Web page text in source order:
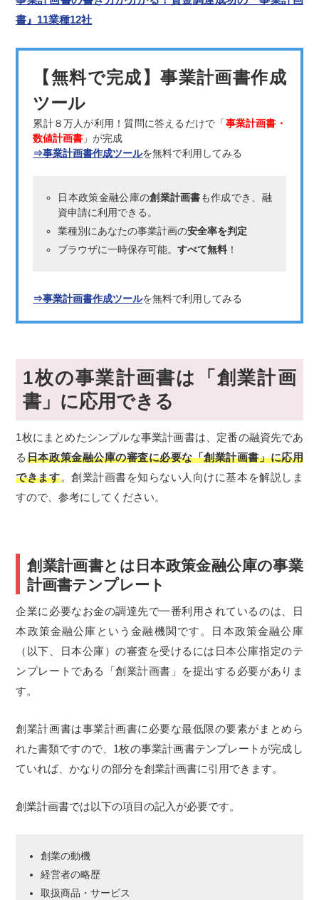
書』11業種12社
【無料で完成】事業計画書作成
ツール
累計８万人が利用！質問に答えるだけで「事業計画書・
数値計画書 」が完成
⇒事業計画書作成ツールを無料で利用してみる
日本政策金融公庫の創業計画書も作成でき、融
資申請に利用できる。
業種別にあなたの事業計画の安全率を判定
ブラウザに一時保存可能。すべて無料 ！
⇒事業計画書作成ツールを無料で利用してみる
1枚の事業計画書は「創業計画
書」に応用できる
1枚にまとめたシンプルな事業計画書は、定番の融資先であ
る日本政策金融公庫の審査に必要な「創業計画書」に応用
できます。創業計画書を知らない人向けに基本を解説しま
すので、参考にしてください。
創業計画書とは日本政策金融公庫の事業
計画書テンプレート
企業に必要なお金の調達先で一番利用されているのは、日
本政策金融公庫という金融機関です。日本政策金融公庫
（以下、日本公庫）の審査を受けるには日本公庫指定のテ
ンプレートである「創業計画書」を提出する必要がありま
す。
創業計画書は事業計画書に必要な最低限の要素がまとめら
れた書類ですので、1枚の事業計画書テンプレートが完成し
ていれば、かなりの部分を創業計画書に引用できます。
創業計画書では以下の項目の記入が必要です。
創業の動機
経営者の略歴
取扱商品・サービス